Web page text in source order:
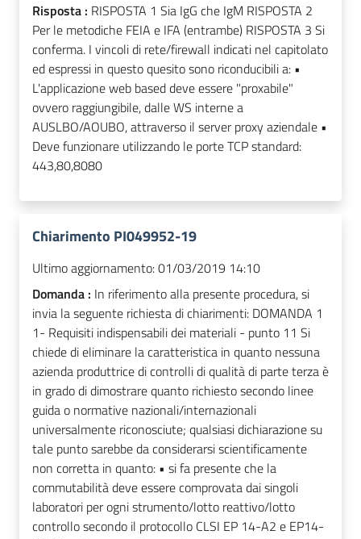
Risposta : RISPOSTA 1 Sia IgG che IgM RISPOSTA 2
Per le metodiche FEIA e IFA (entrambe) RISPOSTA 3 Si
conferma. I vincoli di rete/firewall indicati nel capitolato
ed espressi in questo quesito sono riconducibili a: •
L'applicazione web based deve essere "proxabile"
ovvero raggiungibile, dalle WS interne a
AUSLBO/AOUBO, attraverso il server proxy aziendale •
Deve funzionare utilizzando le porte TCP standard:
443,80,8080
Chiarimento PI049952-19
Ultimo aggiornamento:01/03/2019 14:10
Domanda : In riferimento alla presente procedura, si
invia la seguente richiesta di chiarimenti: DOMANDA 1
1- Requisiti indispensabili dei materiali - punto 11 Si
chiede di eliminare la caratteristica in quanto nessuna
azienda produttrice di controlli di qualità di parte terza è
in grado di dimostrare quanto richiesto secondo linee
guida o normative nazionali/internazionali
universalmente riconosciute; qualsiasi dichiarazione su
tale punto sarebbe da considerarsi scientificamente
non corretta in quanto: • si fa presente che la
commutabilità deve essere comprovata dai singoli
laboratori per ogni strumento/lotto reattivo/lotto
controllo secondo il protocollo CLSI EP 14-A2 e EP14-